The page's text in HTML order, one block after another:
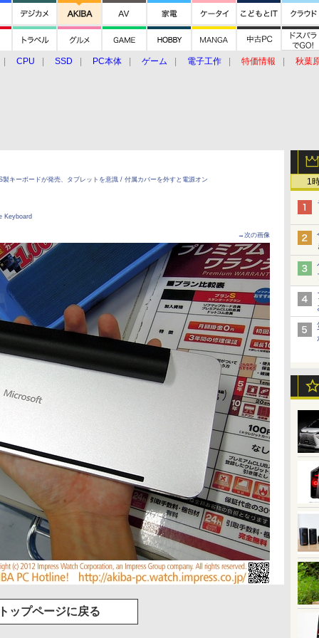
CPU SSD PC本体 ゲーム 電子工作 特価情報
秋葉
1
キーボードが発売、タブレットを意識 / 付属カバーを外すと電源オン
Keyboard
→次の画像
ップページに戻る